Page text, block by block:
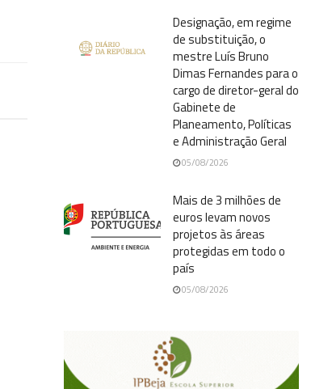
Designação, em regime
de substituição, o
mestre Luís Bruno
Dimas Fernandes para o
cargo de diretor-geral do
Gabinete de
Planeamento, Políticas
e Administração Geral
05/08/2026
Mais de 3 milhões de
euros levam novos
projetos às áreas
protegidas em todo o
país
05/08/2026